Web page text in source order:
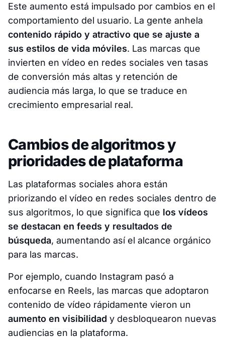
Este aumento está impulsado por cambios en el
comportamiento del usuario. La gente anhela
contenido rápido y atractivo que se ajuste a
sus estilos de vida móviles. Las marcas que
invierten en vídeo en redes sociales ven tasas
de conversión más altas y retención de
audiencia más larga, lo que se traduce en
crecimiento empresarial real.
Cambios de algoritmos y
prioridades de plataforma
Las plataformas sociales ahora están
priorizando el vídeo en redes sociales dentro de
sus algoritmos, lo que significa que los vídeos
se destacan en feeds y resultados de
búsqueda, aumentando así el alcance orgánico
para las marcas.
Por ejemplo, cuando Instagram pasó a
enfocarse en Reels, las marcas que adoptaron
contenido de vídeo rápidamente vieron un
aumento en visibilidad y desbloquearon nuevas
audiencias en la plataforma.